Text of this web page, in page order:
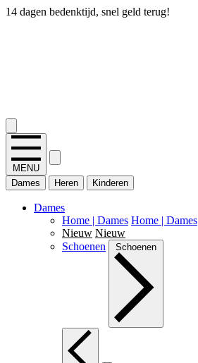
14 dagen bedenktijd, snel geld terug!
MENU
Dames
Heren Kinderen
Dames
Home | Dames Home | Dames
Nieuw Nieuw
Schoenen
Schoenen